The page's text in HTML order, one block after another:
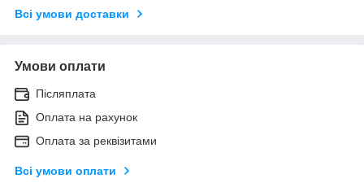
Всі умови доставки
Умови оплати
Післяплата
Оплата на рахунок
Оплата за реквізитами
Всі умови оплати